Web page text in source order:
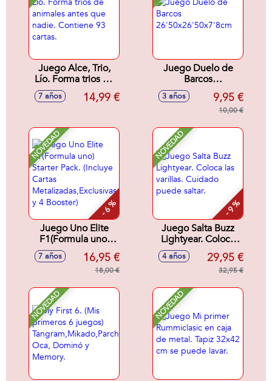
Juego Alce, Trio,
Lío. Forma trios de
animales antes que
nadie. Contiene 93
7 años 14,99 €
Juego Duelo de
Barcos
26'50x26'50x7'8cm
3 años 9,95 €
10,00 €
NOVEDAD
- 6 %
Juego Uno Elite
F1(Formula uno)
Starter Pack.
(Incluye Cartas
Metalizadas,Exclusivas
7 años 16,95 €
18,00 €
NOVEDAD
- 9 %
Juego Salta Buzz
Lightyear. Coloca
las varillas. Cuidado
puede saltar.
4 años 29,95 €
32,95 €
NOVEDAD NOVEDAD